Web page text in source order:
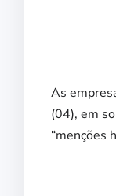
As
(04), em
“menções